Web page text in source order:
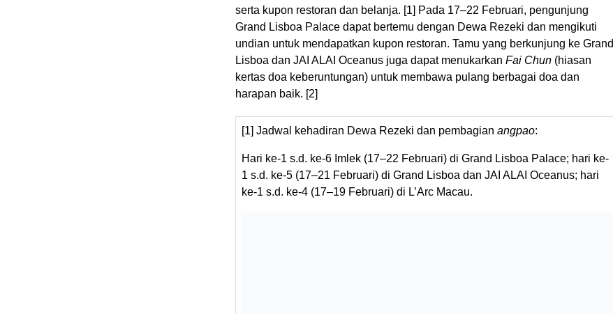
serta kupon restoran dan belanja. [1] Pada 17–22 Februari, pengunjung
Grand Lisboa Palace dapat bertemu dengan Dewa Rezeki dan mengikuti
undian untuk mendapatkan kupon restoran. Tamu yang berkunjung ke Grand
Lisboa dan JAI ALAI Oceanus juga dapat menukarkan Fai Chun (hiasan
kertas doa keberuntungan) untuk membawa pulang berbagai doa dan
harapan baik. [2]
[1] Jadwal kehadiran Dewa Rezeki dan pembagian angpao:
Hari ke-1 s.d. ke-6 Imlek (17–22 Februari) di Grand Lisboa Palace; hari ke-
1 s.d. ke-5 (17–21 Februari) di Grand Lisboa dan JAI ALAI Oceanus; hari
ke-1 s.d. ke-4 (17–19 Februari) di L’Arc Macau.